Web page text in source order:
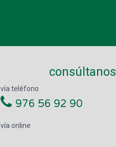
consúltanos
vía teléfono
976 56 92 90
vía online